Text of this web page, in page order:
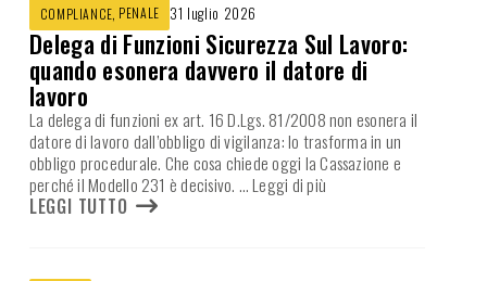
COMPLIANCE, PENALE 31 luglio 2026
Delega di Funzioni Sicurezza Sul Lavoro:
quando esonera davvero il datore di
lavoro
La delega di funzioni ex art. 16 D.Lgs. 81/2008 non esonera il
datore di lavoro dall’obbligo di vigilanza: lo trasforma in un
obbligo procedurale. Che cosa chiede oggi la Cassazione e
perché il Modello 231 è decisivo. … Leggi di più
LEGGI TUTTO